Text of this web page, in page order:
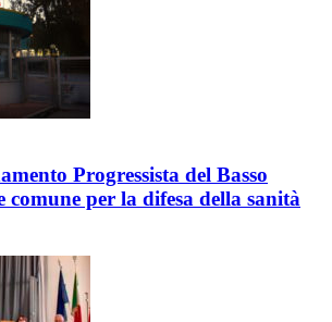
Progressista del Basso
per la difesa della sanità